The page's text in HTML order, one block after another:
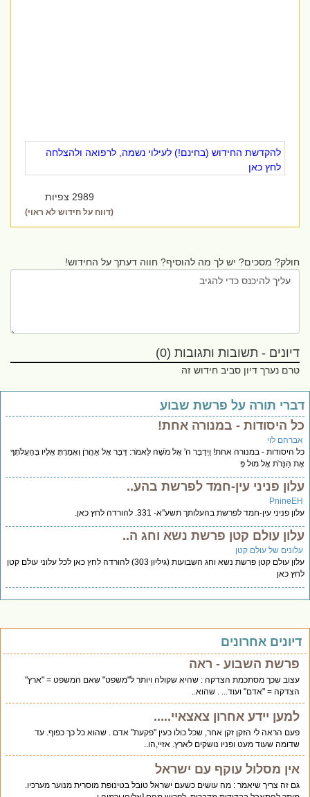
להקדשת החידוש (בחינם!) לעילוי נשמה, לרפואה ולהצלחה
לחץ כאן
2989 צפיות
(דווח על חידוש לא ראוי)
חולק? מסכים? יש לך מה להוסיף? חווה דעתך על החידוש!
דיונים - תשובות ותגובות (0)
טרם נערך דיון סביב חידוש זה
תורה על פרשת שבוע
היסודות - במנורה אחת!
לוי
היסודות - במנורה אחת! וַיְדַבֵּר ה' אֶל מֹשֶׁה לֵּאמֹר: דַּבֵּר אֶל אַהֲרֹן וְאָמַרְתָּ אֵלָיו בְּהַעֲלֹתְךָ
הַנֵּרֹת אֶל מוּל פְּ
פניני עין-חמד לפרשת בהע..
פניני עין-חמד לפרשת בהעלותך תשע"א- 331. להורדה לחץ כאן.
עולם קטן פרשת נשא וחג ה..
של עולם קטן
עלון עולם קטן פרשת נשא וחג השבועות (גיליון 303) להורדה לחץ כאן לכל עלוני עולם קטן
כאן
אחרונים
פרשת השבוע - ראה
עצוב שכך מסתכמת הצדקה : שהיא שקולה ויותר ל"משפט" שאם המשפט = "ארץ"
הצדקה = "אדם" ועוד... . שהוא..
למען יידע אחרון צאצאיי.....
פעם הראה לי הזקן זקן אחר, שכל כולו כעין "פקעת" אדם . שהוא כל כך כפוף. עד
שדומה שעוד מעט ופניו נושקים לארץ. אזיי,הו..
אין מסלול עוקף עם ישראל
גם זה צריך שיאמר : מה עושים כשעם ישראל טובל בטינופת מוסרית מנוער מערכיו.